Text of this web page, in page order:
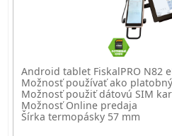
Android tablet FiskalPRO N82
Možnosť používať ako
Možnosť použiť dátovú SIM
Možnosť Online predaja
Šírka termopásky 57 mm